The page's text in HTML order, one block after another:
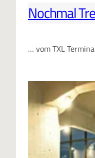
Nochmal
… vom TXL